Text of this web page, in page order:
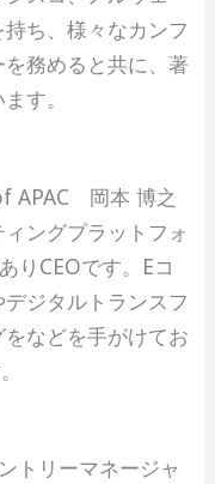
ち、様々なカンフ
務めると共に、著
す。
APAC 岡本 博之
ングプラットフォ
りCEOです。Eコ
ジタルトランスフ
などを手がけてお
リーマネージャ